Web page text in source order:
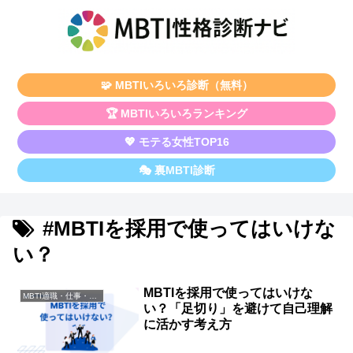
🧩 MBTIいろいろ診断（無料）
🏆 MBTIいろいろランキング
💖 モテる女性TOP16
🎭 裏MBTI診断
#MBTIを採用で使ってはいけな
い？
MBTI適職・仕事・資格
MBTIを採用で使ってはいけな
い？「足切り」を避けて自己理解
に活かす考え方